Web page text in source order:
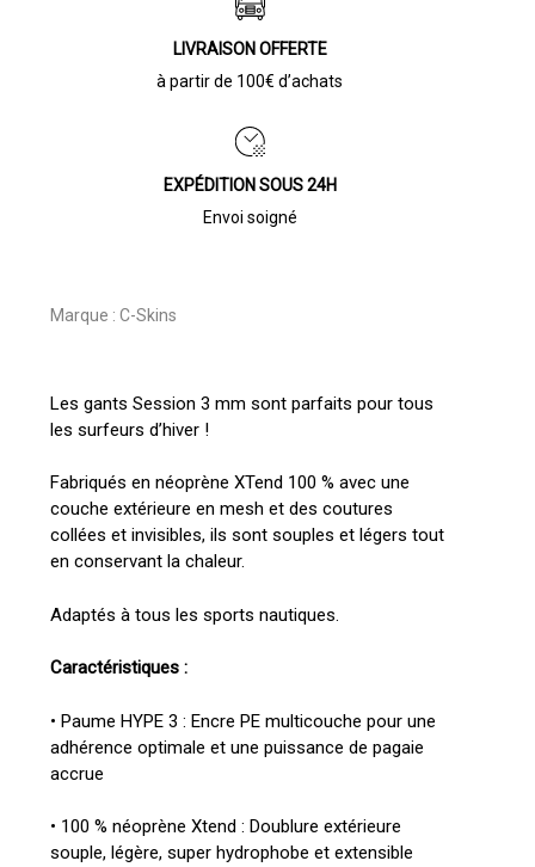
LIVRAISON OFFERTE
à partir de 100€ d’achats
EXPÉDITION SOUS 24H
Envoi soigné
Marque : C-Skins
Les gants Session 3 mm sont parfaits pour tous
les surfeurs d’hiver !
Fabriqués en néoprène XTend 100 % avec une
couche extérieure en mesh et des coutures
collées et invisibles, ils sont souples et légers tout
en conservant la chaleur.
Adaptés à tous les sports nautiques.
Caractéristiques :
• Paume HYPE 3 : Encre PE multicouche pour une
adhérence optimale et une puissance de pagaie
accrue
• 100 % néoprène Xtend : Doublure extérieure
souple, légère, super hydrophobe et extensible